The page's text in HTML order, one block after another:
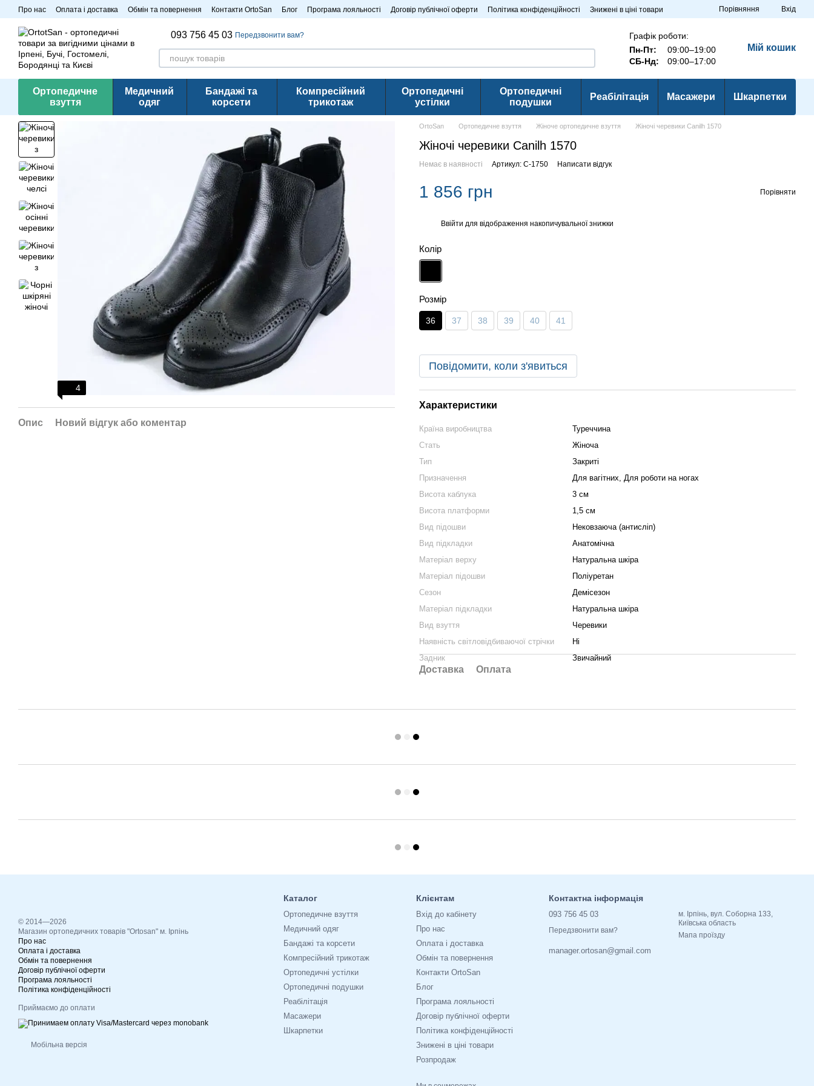
Перейти до основного контенту
Про нас Оплата і доставка Обмін та повернення Контакти OrtoSan Блог Програма лояльності Договір публічної оферти Політика конфіденційності
Знижені в ціні товари
Порівняння Вхід
093 756 45 03 Передзвонити вам?
Графік роботи:
Пн-Пт:
09:00–19:00
СБ-Нд:
09:00–17:00
Мій кошик
Ортопедичне
взуття
Медичний
одяг
Бандажі та
корсети
Компресійний
трикотаж
Ортопедичні
устілки
Ортопедичні
подушки
Реабілітація Масажери Шкарпетки
4
Опис Новий відгук або коментар
OrtoSan Ортопедичне взуття Жіноче ортопедичне взуття Жіночі черевики Canilh 1570
Жіночі черевики Canilh 1570
Немає в наявності Артикул: C-1750 Написати відгук
1 856 грн Порівняти
Ввійти для відображення накопичувальної знижки
Колір
Розмір
36 37 38 39 40 41
Повідомити, коли з'явиться
Характеристики
Країна виробництва
Туреччина
Стать
Жіноча
Тип
Закриті
Призначення
Для вагітних, Для роботи на ногах
Висота каблука
3 см
Висота платформи
1,5 см
Вид підошви
Нековзаюча (антисліп)
Вид підкладки
Анатомічна
Матеріал верху
Натуральна шкіра
Матеріал підошви
Поліуретан
Сезон
Демісезон
Матеріал підкладки
Натуральна шкіра
Вид взуття
Черевики
Наявність світловідбиваючої стрічки
Ні
Задник
Звичайний
Доставка Оплата
© 2014—2026
Магазин ортопедичних товарів "Ortosan" м. Ірпінь
Про нас
Оплата і доставка
Обмін та повернення
Договір публічної оферти
Програма лояльності
Політика конфіденційності
Приймаємо до оплати
Мобільна версія
Каталог
Ортопедичне взуття
Медичний одяг
Бандажі та корсети
Компресійний трикотаж
Ортопедичні устілки
Ортопедичні подушки
Реабілітація
Масажери
Шкарпетки
Клієнтам
Вхід до кабінету
Про нас
Оплата і доставка
Обмін та повернення
Контакти OrtoSan
Блог
Програма лояльності
Договір публічної оферти
Політика конфіденційності
Знижені в ціні товари
Розпродаж
Контактна інформація
093 756 45 03
Передзвонити вам?
manager.ortosan@gmail.com
м. Ірпінь, вул. Соборна 133,
Київська область
Мапа проїзду